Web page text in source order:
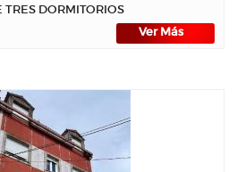
TRES DORMITORIOS
Ver Más